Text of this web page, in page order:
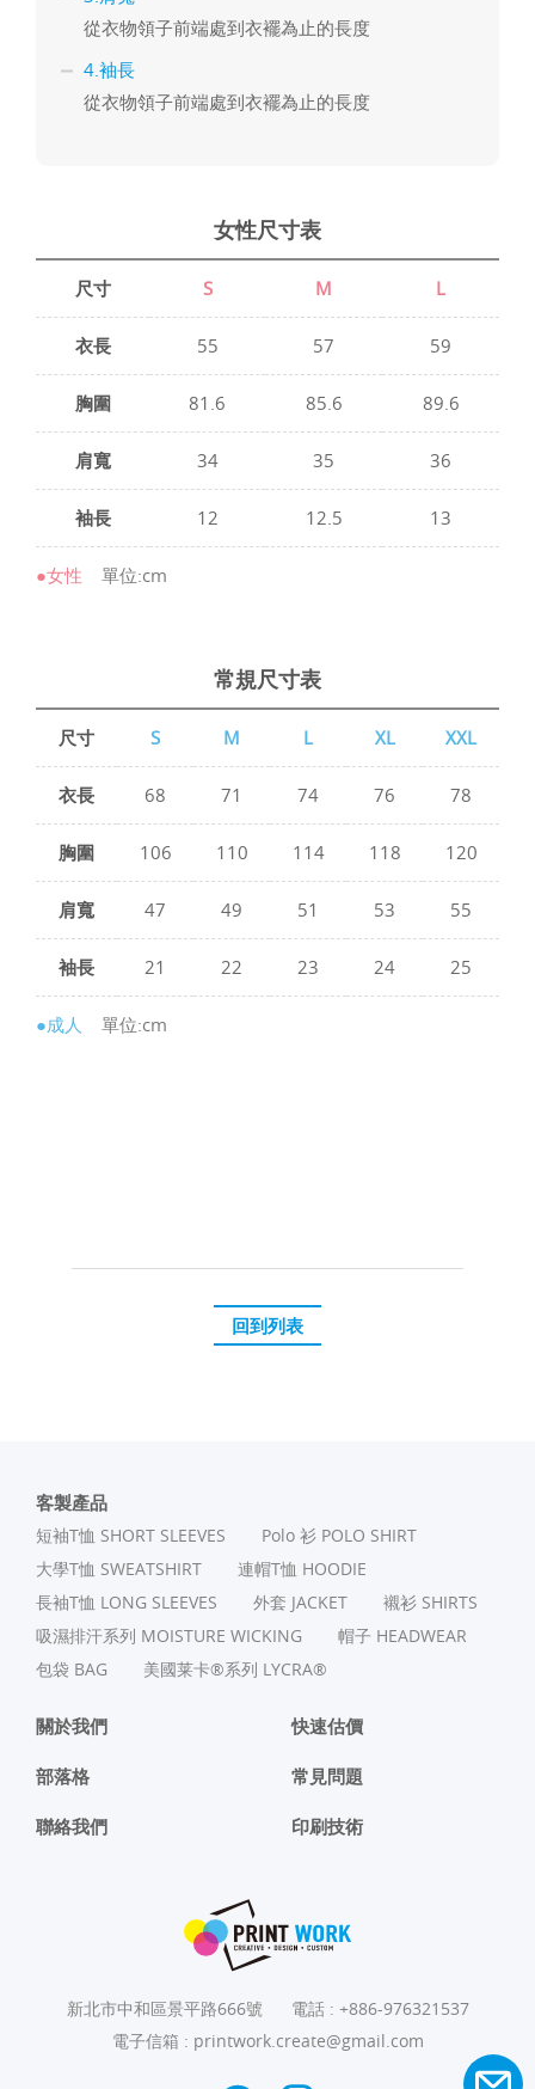
從衣物領子前端處到衣襬為止的長度
4.袖長
從衣物領子前端處到衣襬為止的長度
女性尺寸表
尺寸 S M L
衣長 55 57 59
胸圍 81.6 85.6 89.6
肩寬 34 35 36
袖長 12 12.5 13
●女性 單位:cm
常規尺寸表
尺寸 S M L XL XXL
衣長 68 71 74 76 78
胸圍 106 110 114 118 120
肩寬 47 49 51 53 55
袖長 21 22 23 24 25
●成人 單位:cm
回到列表
客製產品
短袖T恤 SHORT SLEEVES
Polo 衫 POLO SHIRT
⼤學T恤 SWEATSHIRT
連帽T恤 HOODIE
長袖T恤 LONG SLEEVES
外套 JACKET
襯衫 SHIRTS
吸濕排汗系列 MOISTURE WICKING
帽子 HEADWEAR
包袋 BAG
美國莱卡®系列 LYCRA®
關於我們 快速估價
部落格 常見問題
聯絡我們 印刷技術
新北市中和區景平路666號 電話 : +886-976321537
電子信箱 : printwork.create@gmail.com